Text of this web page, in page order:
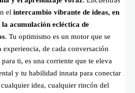
el intercambio vibrante de ideas, en
acumulación ecléctica de
. Tu optimismo es un motor que se
experiencia, de cada conversación
ti, es una corriente que te eleva
y tu habilidad innata para conectar
idea, cualquier rincón del